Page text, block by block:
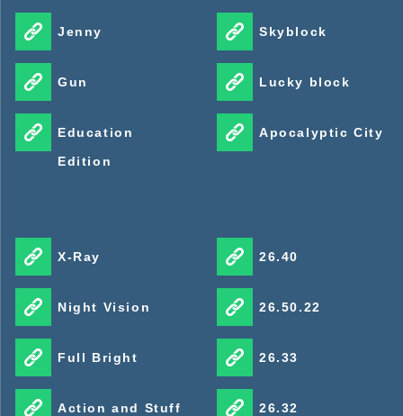
Jenny
Gun
Education
Edition
Skyblock
Lucky block
Apocalyptic City
X-Ray
Night Vision
Full Bright
Action and Stuff
26.40
26.50.22
26.33
26.32